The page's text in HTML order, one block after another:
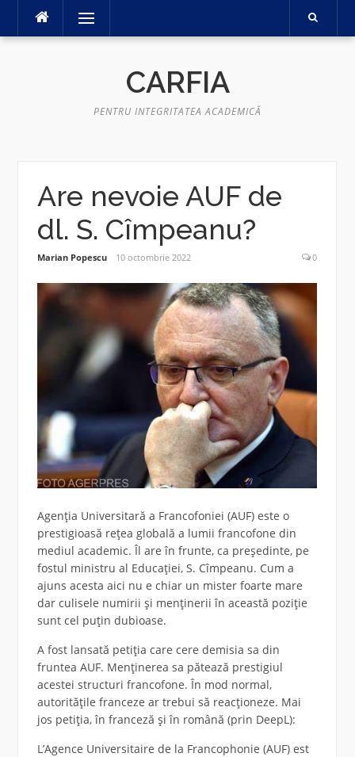
conținut
Meniu
CARFIA
PENTRU INTEGRITATEA ACADEMICĂ
Are nevoie AUF de
dl. S. Cîmpeanu?
Marian Popescu 10 octombrie 2022 0
Agenția Universitară a Francofoniei (AUF) este o
prestigioasă rețea globală a lumii francofone din
mediul academic. Îl are în frunte, ca președinte, pe
fostul ministru al Educației, S. Cîmpeanu. Cum a
ajuns acesta aici nu e chiar un mister foarte mare
dar culisele numirii și menținerii în această poziție
sunt cel puțin dubioase.
A fost lansată petiția care cere demisia sa din
fruntea AUF. Menținerea sa pătează prestigiul
acestei structuri francofone. În mod normal,
autoritățile franceze ar trebui să reacționeze. Mai
jos petiția, în franceză și în română (prin DeepL):
L’Agence Universitaire de la Francophonie (AUF) est